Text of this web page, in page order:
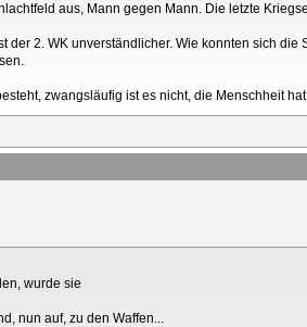
aus, Mann gegen Mann. Die letzte
2. WK unverständlicher. Wie konnten sich
zwangsläufig ist es nicht, die Menschheit
wurde sie
nun auf, zu den Waffen...